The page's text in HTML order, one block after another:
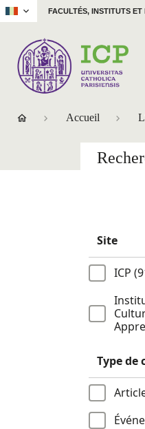
| FACULTÉS, INSTITUTS ET
Accueil
Site
ICP
Type de